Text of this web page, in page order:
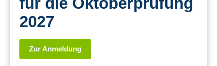
2027
Zur Anmeldung